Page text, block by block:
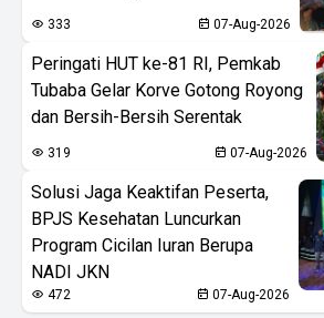
333 07-Aug-2026
Peringati HUT ke-81 RI, Pemkab
Tubaba Gelar Korve Gotong Royong
dan Bersih-Bersih Serentak
319 07-Aug-2026
Solusi Jaga Keaktifan Peserta,
BPJS Kesehatan Luncurkan
Program Cicilan Iuran Berupa
NADI JKN
472 07-Aug-2026